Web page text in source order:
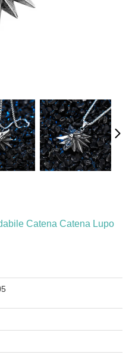
Catena Catena Lupo